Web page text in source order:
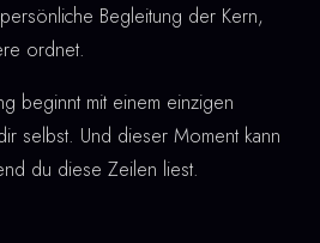
Begleitung der Kern,
ordnet.
beginnt mit einem einzigen
selbst. Und dieser Moment kann
du diese Zeilen liest.